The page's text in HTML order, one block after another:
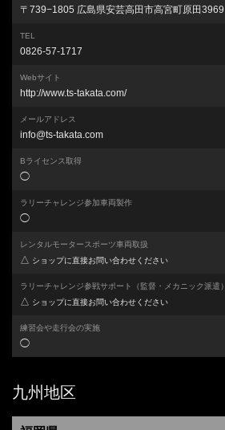
〒739−1805 広島県安芸高田市高宮町原田3969
TEL
0826-57-1717
Webサイト
http://www.ts-takata.com/
メールアドレス
info@ts-takata.com
Bライセンス取得
◯
ラリーチャレンジ参加車両製作
◯
レンタルモータースポーツ車両取扱
△ ショップに直接お問い合わせください
ラリーチャレンジ参戦サポート （監督・メカニック派遣）
△ ショップに直接お問い合わせください
練習会や走行会の実施
◯
九州地区